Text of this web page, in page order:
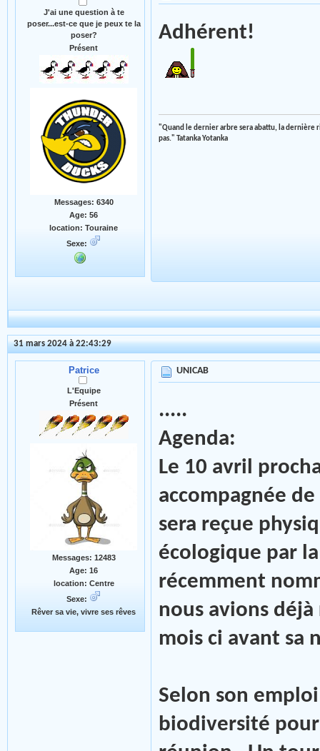
J'ai une question à te
poser...est-ce que je peux te la
poser?
Présent
Messages: 6340
Age: 56
location: Touraine
Sexe:
Adhérent!
"Quand le dernier arbre sera abattu, la dernière
pas." Tatanka Yotanka
31 mars 2024 à 22:43:29
Patrice
L'Equipe
Présent
Messages: 12483
Age: 16
location: Centre
Sexe:
Rêver sa vie, vivre ses rêves
UNICAB
.....
Agenda:
Le 10 avril
accompagnée
sera reçue
écologique par
récemment
nous avions
mois ci avant sa
Selon son
biodiversité